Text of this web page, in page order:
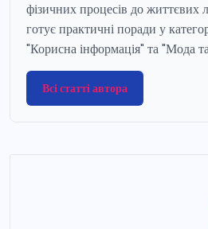
фізичних процесів до життєвих
готує практичні поради у
"Корисна інформація" та "Мода
Всі статті автора